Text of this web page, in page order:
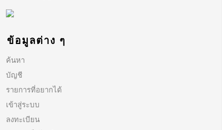
ข้อมูลต่าง ๆ
ค้นหา
บัญชี
รายการที่อยากได้
เข้าสู่ระบบ
ลงทะเบียน